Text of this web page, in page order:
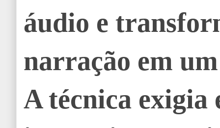
áudio e
narração em
A técnica exigia